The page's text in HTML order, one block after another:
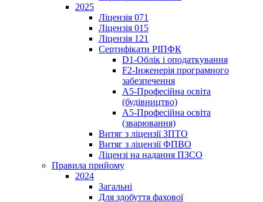
2025
Ліцензія 071
Ліцензія 015
Ліцензія 121
Сертифікати РІПФК
D1-Oблік і оподаткування
F2-Інженерія програмного
забезпечення
A5-Професійна освіта
(будівництво)
A5-Професійна освіта
(зварювання)
Витяг з ліцензії ЗПТО
Витяг з ліцензії ФПВО
Ліцензі на надання ПЗСО
Правила прийому
2024
Загальні
Для здобуття фахової